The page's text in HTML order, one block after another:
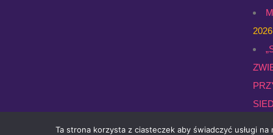
2026
Ta strona korzysta z ciasteczek aby świadczyć usługi